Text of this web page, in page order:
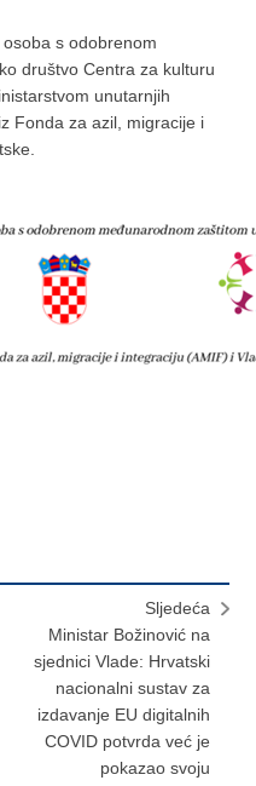
s odobrenom
društvo Centra za kulturu
unutarnjih
Fonda za azil, migracije i
Sljedeća
Ministar Božinović na
sjednici Vlade: Hrvatski
nacionalni sustav za
izdavanje EU digitalnih
COVID potvrda već je
pokazao svoju